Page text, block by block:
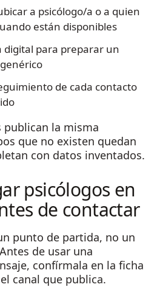
a psicólogo/a o a quien
están disponibles
digital para preparar un
de cada contacto
la misma
que no existen quedan
con datos inventados.
psicólogos en
de contactar
punto de partida, no un
de usar una
confírmala en la ficha
canal que publica.